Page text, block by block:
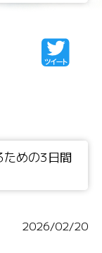
ための3日間
2026/02/20